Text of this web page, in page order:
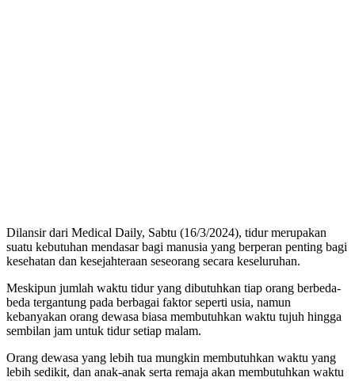
Dilansir dari Medical Daily, Sabtu (16/3/2024), tidur merupakan
suatu kebutuhan mendasar bagi manusia yang berperan penting bagi
kesehatan dan kesejahteraan seseorang secara keseluruhan.
Meskipun jumlah waktu tidur yang dibutuhkan tiap orang berbeda-
beda tergantung pada berbagai faktor seperti usia, namun
kebanyakan orang dewasa biasa membutuhkan waktu tujuh hingga
sembilan jam untuk tidur setiap malam.
Orang dewasa yang lebih tua mungkin membutuhkan waktu yang
lebih sedikit, dan anak-anak serta remaja akan membutuhkan waktu